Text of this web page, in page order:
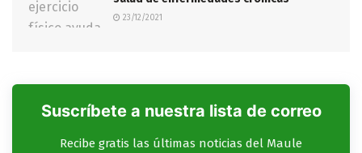
23/12/2021
Suscríbete a nuestra lista de correo
Recibe gratis las últimas noticias del Maule